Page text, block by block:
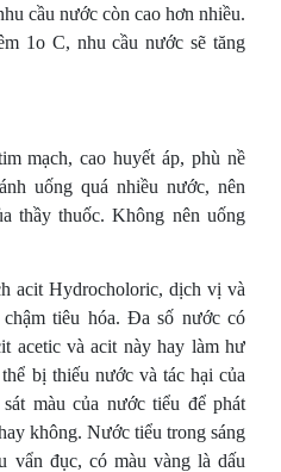
cầu nước còn cao hơn nhiều.
1o C, nhu cầu nước sẽ tăng
mạch, cao huyết áp, phù nề
uống quá nhiều nước, nên
thầy thuốc. Không nên uống
acit Hydrocholoric, dịch vị và
tiêu hóa. Đa số nước có
acetic và acit này hay làm hư
bị thiếu nước và tác hại của
màu của nước tiểu để phát
không. Nước tiểu trong sáng
vẩn đục, có màu vàng là dấu